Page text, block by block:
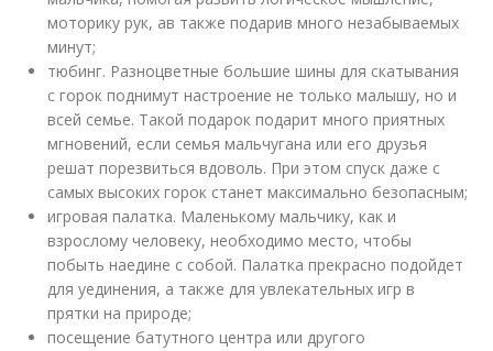
моторику рук, ав также подарив много незабываемых
минут;
тюбинг. Разноцветные большие шины для скатывания
с горок поднимут настроение не только малышу, но и
всей семье. Такой подарок подарит много приятных
мгновений, если семья мальчугана или его друзья
решат порезвиться вдоволь. При этом спуск даже с
самых высоких горок станет максимально безопасным;
игровая палатка. Маленькому мальчику, как и
взрослому человеку, необходимо место, чтобы
побыть наедине с собой. Палатка прекрасно подойдет
для уединения, а также для увлекательных игр в
прятки на природе;
посещение батутного центра или другого